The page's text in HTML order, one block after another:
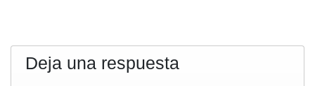
Deja una respuesta